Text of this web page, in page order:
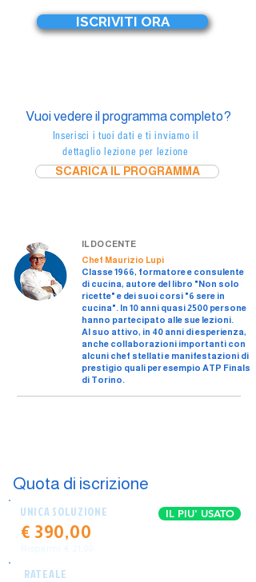
ISCRIVITI ORA
Vuoi vedere il programma completo?
Inserisci i tuoi dati e ti inviamo il
dettaglio lezione per lezione
SCARICA IL PROGRAMMA
IL DOCENTE
Chef Maurizio Lupi
Classe 1966, formatore e consulente
di cucina, autore del libro "Non solo
ricette" e dei suoi corsi "6 sere in
cucina". In 10 anni quasi 2500 persone
hanno partecipato alle sue lezioni.
Al suo attivo, in 40 anni di esperienza,
anche collaborazioni importanti con
alcuni chef stellati e manifestazioni di
prestigio quali per esempio ATP Finals
di Torino.
Quota di iscrizione
UNICA SOLUZIONE IL PIU' USATO
€ 390,00
RATEALE